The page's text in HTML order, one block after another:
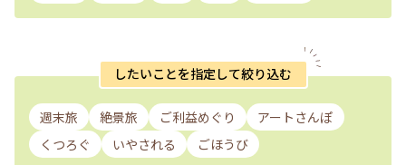
したいことを指定して絞り込む
週末旅 絶景旅 ご利益めぐり
アートさんぽ
くつろぐ
いやされる ごほうび